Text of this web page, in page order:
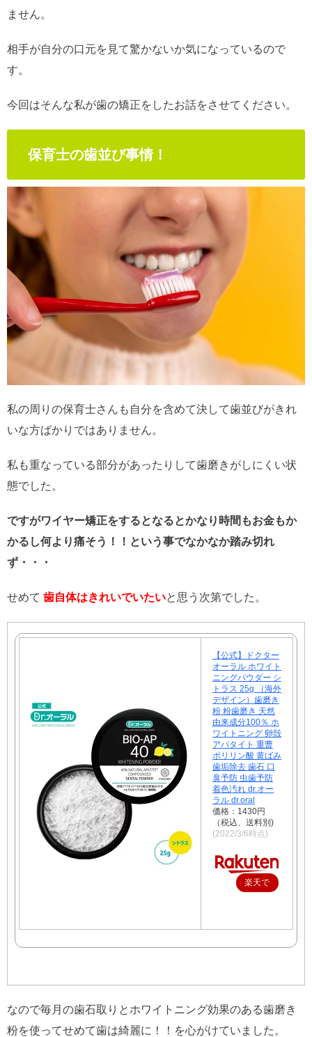
ません。
相手が自分の口元を見て驚かないか気になっているので
す。
今回はそんな私が歯の矯正をしたお話をさせてください。
保育士の歯並び事情！
私の周りの保育士さんも自分を含めて決して歯並びがきれ
いな方ばかりではありません。
私も重なっている部分があったりして歯磨きがしにくい状
態でした。
ですがワイヤー矯正をするとなるとかなり時間もお金もか
かるし何より痛そう！！という事でなかなか踏み切れ
ず・・・
せめて 歯自体はきれいでいたいと思う次第でした。
【公式】ドクター
オーラル ホワイト
ニングパウダー シ
トラス 25g （海外
デザイン）歯磨き
粉 粉歯磨き 天然
由来成分100％ ホ
ワイトニング 卵殻
アパタイト 重曹
ポリリン酸 黄ばみ
歯垢除去 歯石 口
臭予防 虫歯予防
着色汚れ dr.オー
ラル dr.oral
価格：1430円
（税込、送料別)
(2022/3/6時点)
楽天で
なので毎月の歯石取りとホワイトニング効果のある歯磨き
粉を使ってせめて歯は綺麗に！！を心がけていました。